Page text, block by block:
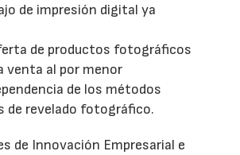
de impresión digital ya
de productos fotográficos
venta al por menor
de los métodos
de revelado fotográfico.
de Innovación Empresarial e